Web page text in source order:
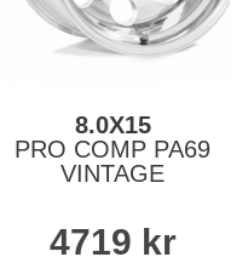
8.0X15
PRO COMP PA69
VINTAGE
4719 kr